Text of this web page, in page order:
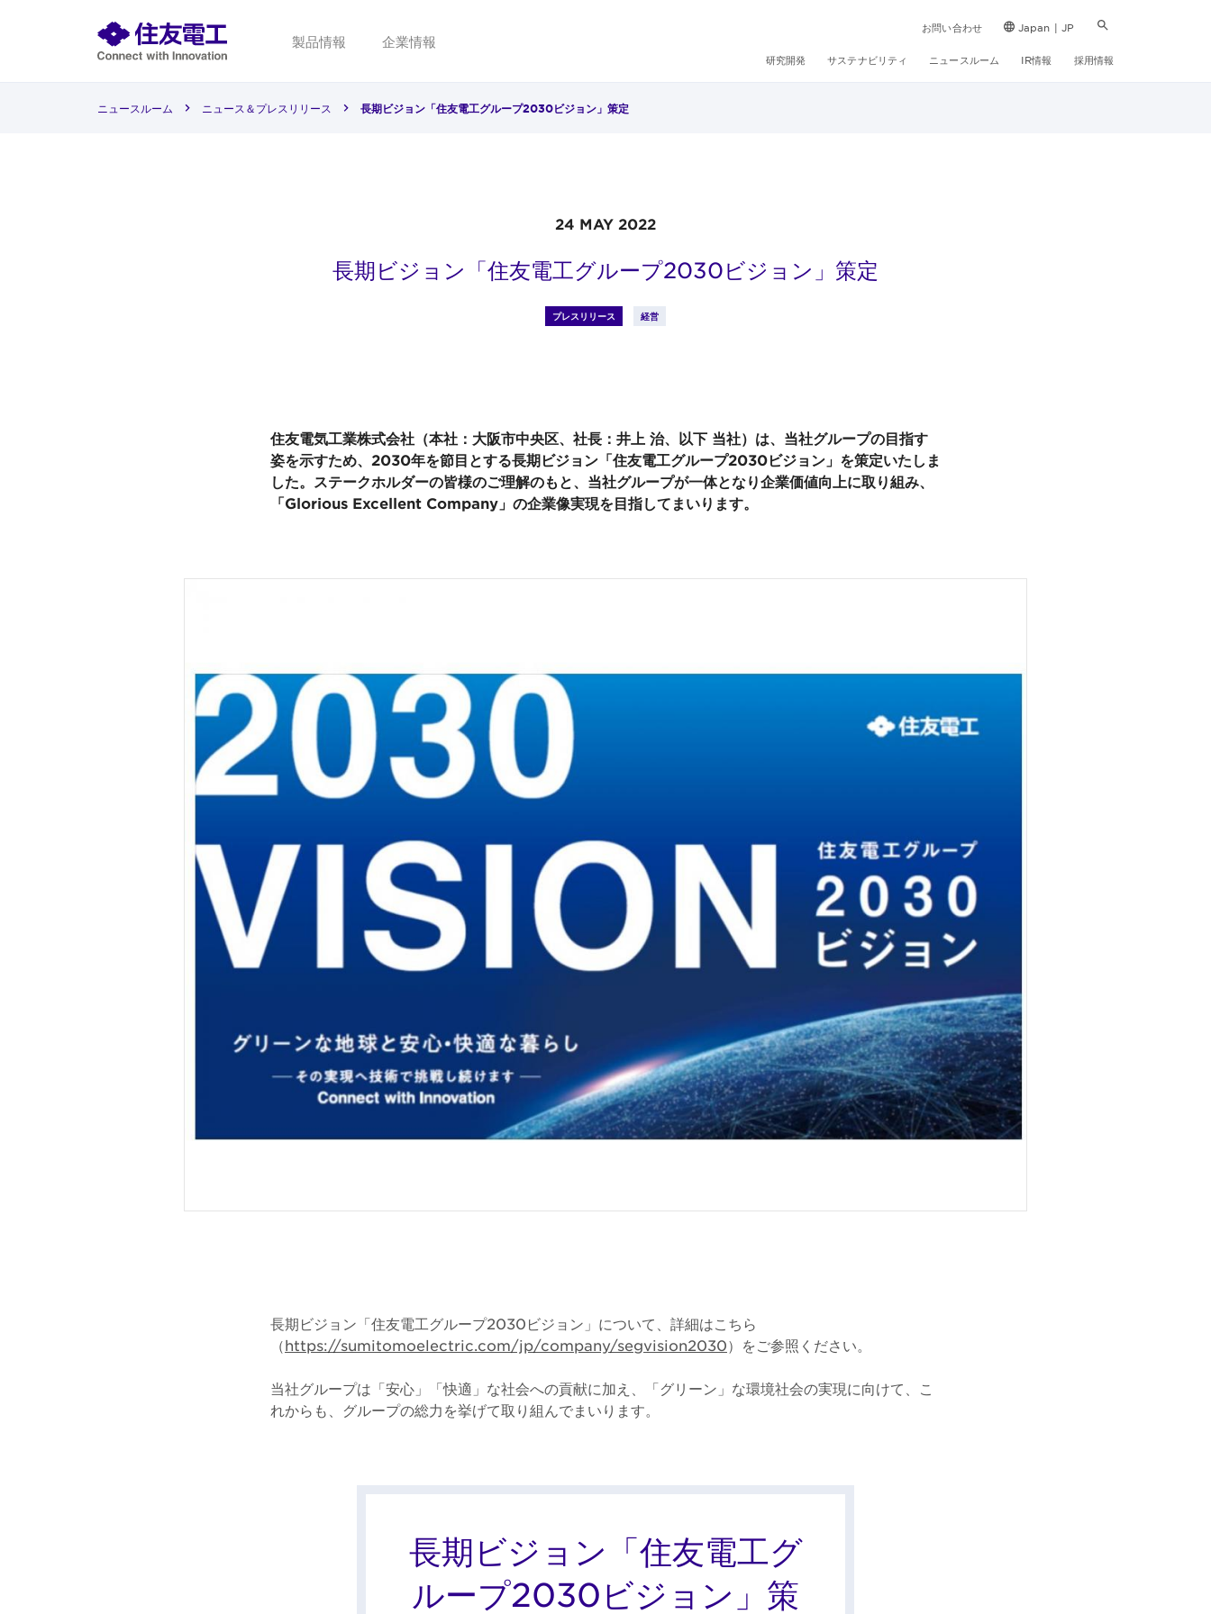
製品情報 企業情報
お問い合わせ Japan | JP
研究開発 サステナビリティ ニュースルーム IR情報 採用情報
ニュースルーム ニュース＆プレスリリース 長期ビジョン「住友電工グループ2030ビジョン」策定
24 MAY 2022
長期ビジョン「住友電工グループ2030ビジョン」策定
プレスリリース 経営
住友電気工業株式会社（本社：大阪市中央区、社長：井上 治、以下 当社）は、当社グループの目指す
姿を示すため、2030年を節目とする長期ビジョン「住友電工グループ2030ビジョン」を策定いたしま
した。ステークホルダーの皆様のご理解のもと、当社グループが一体となり企業価値向上に取り組み、
「Glorious Excellent Company」の企業像実現を目指してまいります。
長期ビジョン「住友電工グループ2030ビジョン」について、詳細はこちら
（https://sumitomoelectric.com/jp/company/segvision2030）をご参照ください。
当社グループは「安心」「快適」な社会への貢献に加え、「グリーン」な環境社会の実現に向けて、こ
れからも、グループの総力を挙げて取り組んでまいります。
長期ビジョン「住友電工グ
ループ2030ビジョン」策